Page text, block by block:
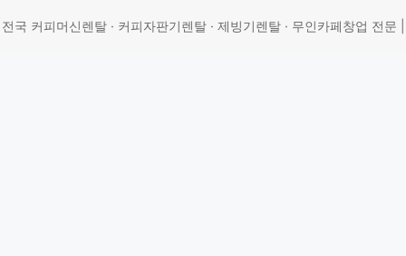
국 커피머신렌탈 · 커피자판기렌탈 · 제빙기렌탈 · 무인카페창업 전